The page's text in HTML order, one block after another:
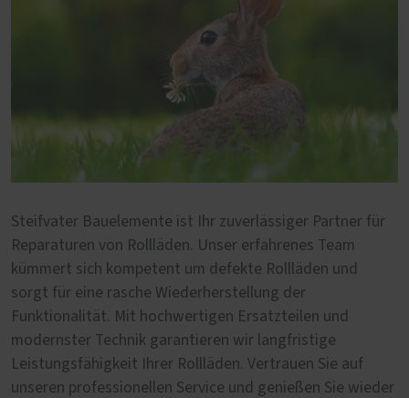
Steifvater Bauelemente ist Ihr zuverlässiger Partner für
Reparaturen von Rollläden. Unser erfahrenes Team
kümmert sich kompetent um defekte Rollläden und
sorgt für eine rasche Wiederherstellung der
Funktionalität. Mit hochwertigen Ersatzteilen und
modernster Technik garantieren wir langfristige
Leistungsfähigkeit Ihrer Rollläden. Vertrauen Sie auf
unseren professionellen Service und genießen Sie wieder